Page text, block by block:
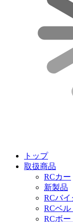
トップ
取扱商品
RCカー
新製品
RCバイ
RCベ
RCボー